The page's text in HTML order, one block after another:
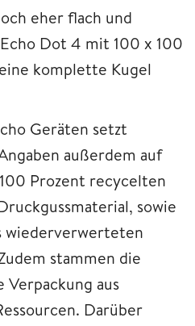
eher flach und
Dot 4 mit 100 x 100
komplette Kugel
Geräten setzt
außerdem auf
Prozent recycelten
sowie
wiederverwerteten
stammen die
aus
Darüber